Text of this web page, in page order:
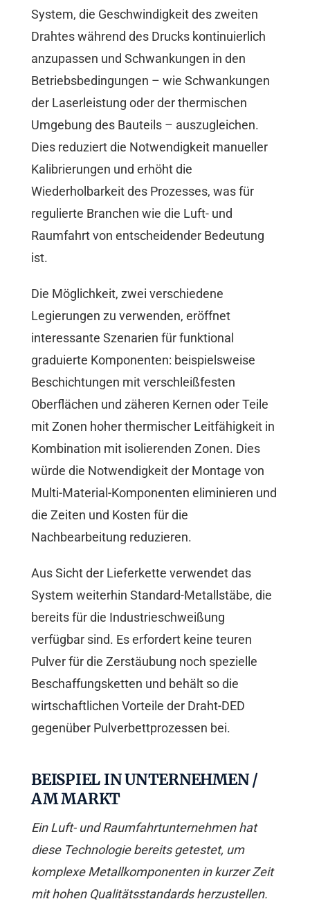
System, die Geschwindigkeit des zweiten
Drahtes während des Drucks kontinuierlich
anzupassen und Schwankungen in den
Betriebsbedingungen – wie Schwankungen
der Laserleistung oder der thermischen
Umgebung des Bauteils – auszugleichen.
Dies reduziert die Notwendigkeit manueller
Kalibrierungen und erhöht die
Wiederholbarkeit des Prozesses, was für
regulierte Branchen wie die Luft- und
Raumfahrt von entscheidender Bedeutung
ist.
Die Möglichkeit, zwei verschiedene
Legierungen zu verwenden, eröffnet
interessante Szenarien für funktional
graduierte Komponenten: beispielsweise
Beschichtungen mit verschleißfesten
Oberflächen und zäheren Kernen oder Teile
mit Zonen hoher thermischer Leitfähigkeit in
Kombination mit isolierenden Zonen. Dies
würde die Notwendigkeit der Montage von
Multi-Material-Komponenten eliminieren und
die Zeiten und Kosten für die
Nachbearbeitung reduzieren.
Aus Sicht der Lieferkette verwendet das
System weiterhin Standard-Metallstäbe, die
bereits für die Industrieschweißung
verfügbar sind. Es erfordert keine teuren
Pulver für die Zerstäubung noch spezielle
Beschaffungsketten und behält so die
wirtschaftlichen Vorteile der Draht-DED
gegenüber Pulverbettprozessen bei.
BEISPIEL IN UNTERNEHMEN /
AM MARKT
Ein Luft- und Raumfahrtunternehmen hat
diese Technologie bereits getestet, um
komplexe Metallkomponenten in kurzer Zeit
mit hohen Qualitätsstandards herzustellen.